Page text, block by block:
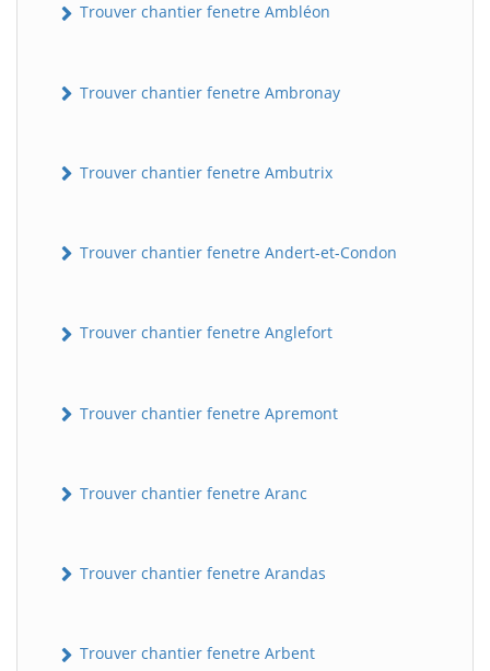
Trouver chantier fenetre Ambléon
Trouver chantier fenetre Ambronay
Trouver chantier fenetre Ambutrix
Trouver chantier fenetre Andert-et-Condon
Trouver chantier fenetre Anglefort
Trouver chantier fenetre Apremont
Trouver chantier fenetre Aranc
Trouver chantier fenetre Arandas
Trouver chantier fenetre Arbent